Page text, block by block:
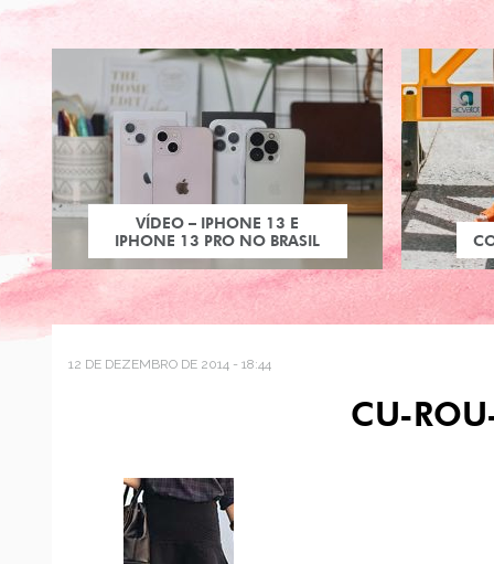
VÍDEO – IPHONE 13 E
IPHONE 13 PRO NO BRASIL
12 DE DEZEMBRO DE 2014 - 18:44
CU-